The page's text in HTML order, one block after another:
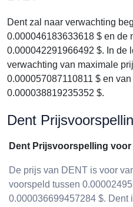
Dent zal naar verwachting
0.000046183633618 $ en de
0.000042291966492 $. In de
verwachting van maximale
0.000057087110811 $ en
0.000038819235352 $.
Dent
Dent Prijsvoorspelling voor
De prijs van DENT is voor
voorspeld tussen
0.000036699457284 $. Dent